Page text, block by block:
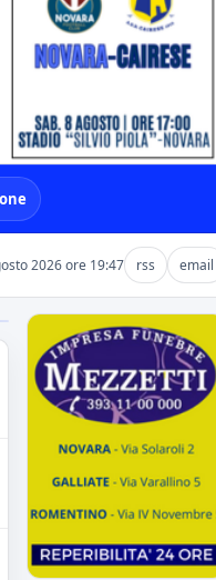
2026 ore 19:47 rss email